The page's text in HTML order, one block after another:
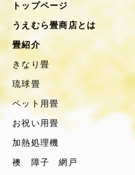
トップページ
うえむら畳商店とは
畳紹介
きなり畳
琉球畳
ペット用畳
お祝い用畳
加熱処理機
襖 障子 網戸